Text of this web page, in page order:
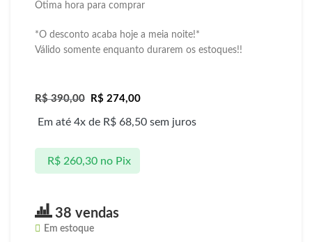
Ótima hora para comprar
*O desconto acaba hoje a meia noite!*
Válido somente enquanto durarem os estoques!!
R$390,00 R$ 274,00
Em até 4x de R$ 68,50 sem juros
R$260,30 no Pix
38 vendas
Em estoque